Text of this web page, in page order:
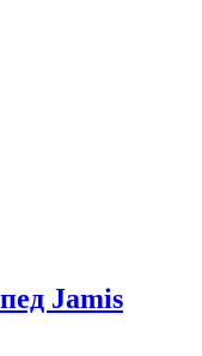
Jamis